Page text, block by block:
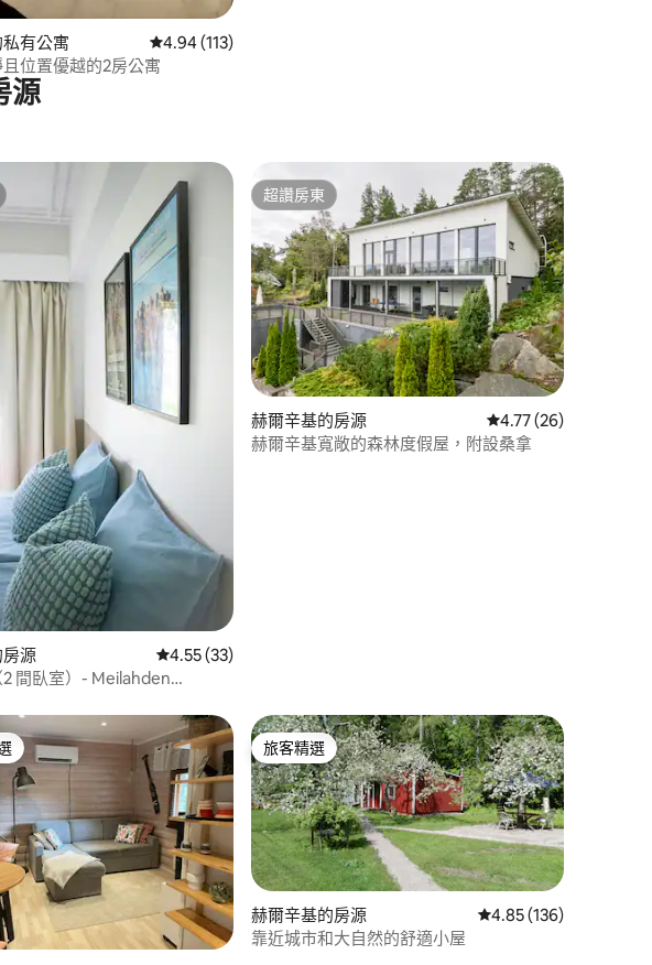
有公寓 從 113 則評價中獲得 4.94 的平均評分（滿分 5 分）
4.94 (113)
位置優越的2房公寓
源
平均評分（滿分 5 分）
源 從 33 則評價中獲得 4.55 的平均評分（滿分 5 分）
4.55 (33)
間臥室）- Meilahden
超讚房東
超讚房東
赫爾辛基的房源 從 26 則評價中獲得
4.77 (26)
赫爾辛基寬敞的森林度假屋，附設桑拿
平均評分（滿分 5 分）
首 旅客精選
旅客精選
赫爾辛基的房源 從 136 則評價中獲得
4.85 (136)
靠近城市和大自然的舒適小屋